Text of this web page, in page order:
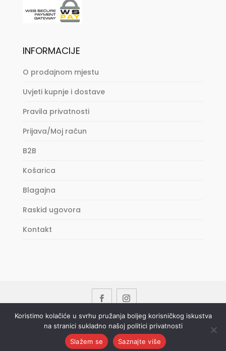
INFORMACIJE
O prodajnom mjestu
Uvjeti kupnje i dostave
Pravila privatnosti
Prijava/Moj račun
B2B
Košarica
Blagajna
Raskid ugovora
Kontakt
Copyright © 2023 DRIN d.o.o. All Rights
Reserved.
Koristimo kolačiće u svrhu pružanja boljeg korisničkog iskustva
na stranici sukladno našoj politici privatnosti
Slažem se
Saznajte više